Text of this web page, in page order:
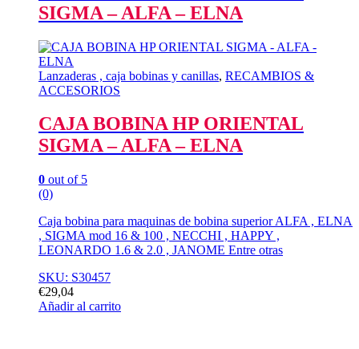
SIGMA – ALFA – ELNA
Lanzaderas , caja bobinas y canillas, RECAMBIOS &
ACCESORIOS
CAJA BOBINA HP ORIENTAL
SIGMA – ALFA – ELNA
0 out of 5
(0)
Caja bobina para maquinas de bobina superior ALFA , ELNA
, SIGMA mod 16 & 100 , NECCHI , HAPPY ,
LEONARDO 1.6 & 2.0 , JANOME Entre otras
SKU: S30457
€29,04
Añadir al carrito